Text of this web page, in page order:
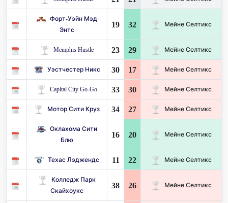
Форт-Уэйн Мэд
Энтс
19 32 Мейне Селтикс
Memphis Hustle 23 29 Мейне Селтикс
Уэстчестер Никс 30 17 Мейне Селтикс
Capital City Go-Go 33 30 Мейне Селтикс
Мотор Сити Круз 34 27 Мейне Селтикс
Оклахома Сити
Блю
16 20 Мейне Селтикс
Техас Лэджендс 11 22 Мейне Селтикс
Колледж Парк
Скайхоукс
38 26 Мейне Селтикс